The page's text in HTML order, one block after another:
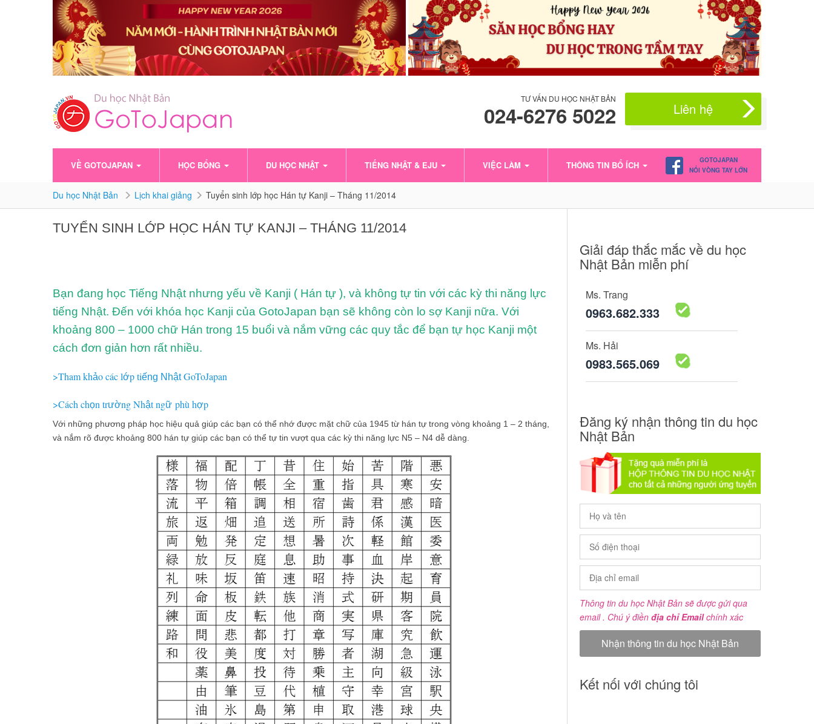
TƯ VẤN DU HỌC NHẬT BẢN
024-6276 5022 Liên hệ
VỀ GOTOJAPAN HỌC BỔNG DU HỌC NHẬT TIẾNG NHẬT & EJU VIỆC LÀM THÔNG TIN BỔ ÍCH
GOTOJAPAN
NỐI VÒNG TAY LỚN
Du học Nhật Bản Lịch khai giảng Tuyển sinh lớp học Hán tự Kanji – Tháng 11/2014
TUYỂN SINH LỚP HỌC HÁN TỰ KANJI – THÁNG 11/2014
Bạn đang học Tiếng Nhật nhưng yếu về Kanji ( Hán tự ), và không tự tin với các kỳ thi năng lực
tiếng Nhật. Đến với khóa học Kanji của GotoJapan bạn sẽ không còn lo sợ Kanji nữa. Với
khoảng 800 – 1000 chữ Hán trong 15 buổi và nắm vững các quy tắc để bạn tự học Kanji một
cách đơn giản hơn rất nhiều.
>Tham khảo các lớp tiếng NhậtGoToJapan
>Cách chọn trường Nhật ngữ phù hợp
Với những phương pháp học hiệu quả giúp các bạn có thể nhớ được mặt chữ của 1945 từ hán tự trong vòng khoảng 1 – 2 tháng,
và nắm rõ được khoảng 800 hán tự giúp các bạn có thể tự tin vượt qua các kỳ thi năng lực N5 – N4 dễ dàng.
Giải đáp thắc mắc về du học
Nhật Bản miễn phí
Ms. Trang
0963.682.333
Ms. Hải
0983.565.069
Đăng ký nhận thông tin du học
Nhật Bản
Thông tin du học Nhật Bản sẽ được gửi qua
email . Chú ý điền địa chỉ Emailchính xác
Kết nối với chúng tôi